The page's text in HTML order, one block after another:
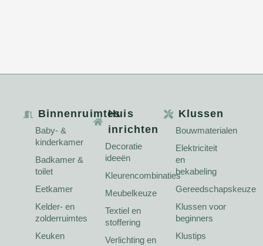
Binnenruimtes
Baby- &
kinderkamer
Badkamer &
toilet
Eetkamer
Kelder- en
zolderruimtes
Keuken
Huis
inrichten
Decoratie
ideeën
Kleurencombinaties
Meubelkeuze
Textiel en
stoffering
Verlichting en
Klussen
Bouwmaterialen
Elektriciteit
en
bekabeling
Gereedschapskeuze
Klussen voor
beginners
Klustips